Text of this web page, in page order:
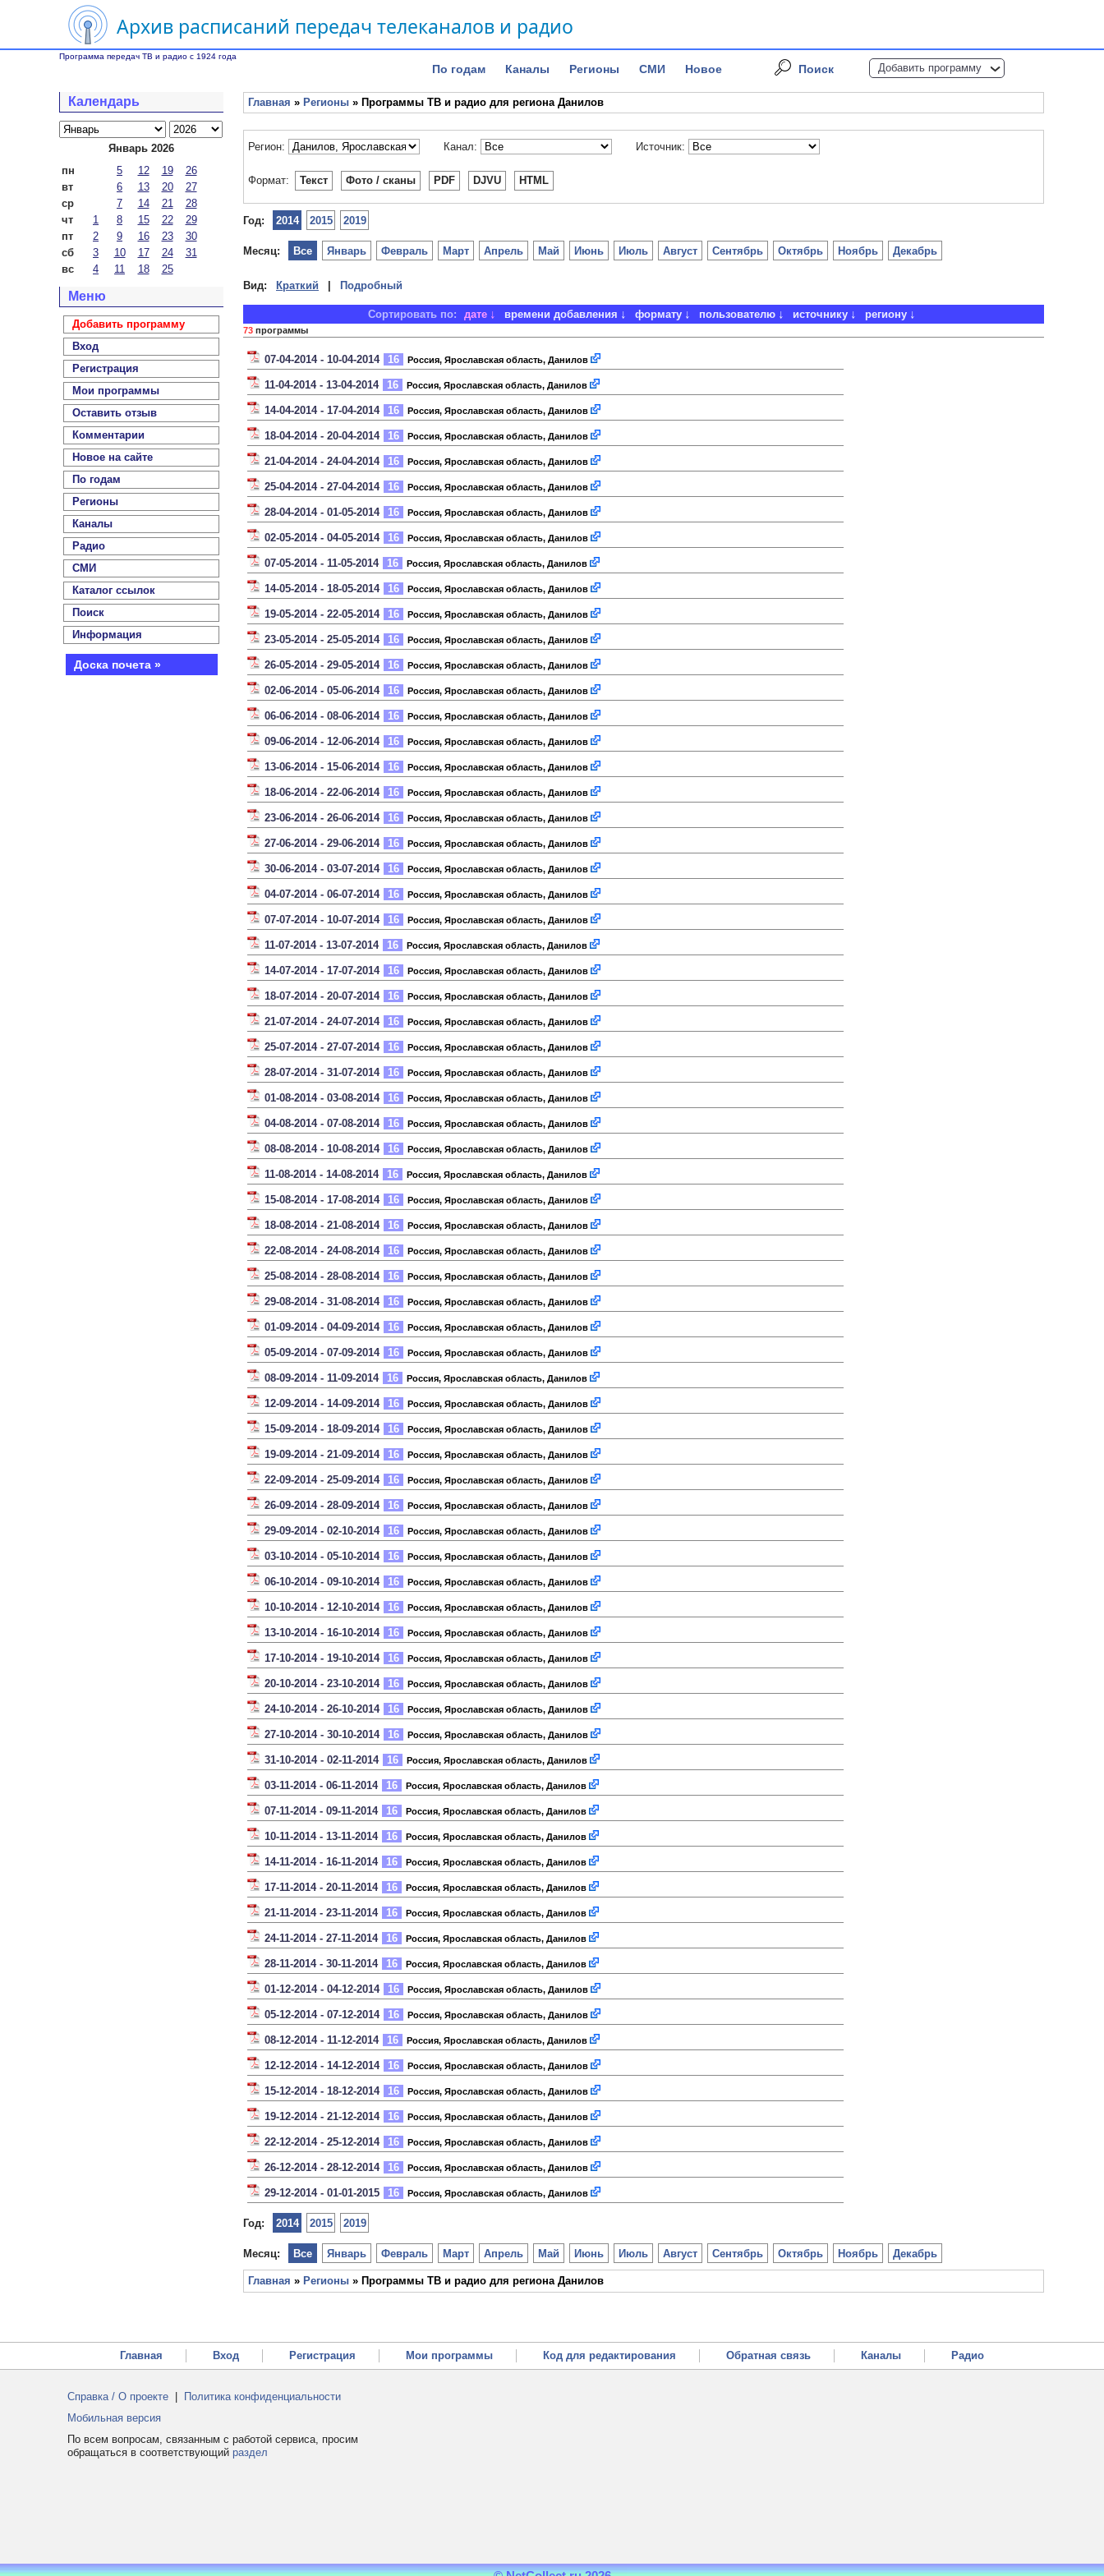
Архив расписаний передач телеканалов и радио
Программа передач ТВ и радио с 1924 года
По годам Каналы Регионы СМИ Новое Поиск Добавить программу
Календарь
Январь 2026
пн
5 12 19
26
вт
6 13 20
27
ср
7 14 21
28
чт
1 8 15 22
29
пт
2 9 16 23
30
сб
3 10 17 24
31
вс
4 11 18 25
Меню
Добавить программу
Вход
Регистрация
Мои программы
Оставить отзыв
Комментарии
Новое на сайте
По годам
Регионы
Каналы
Радио
СМИ
Каталог ссылок
Поиск
Информация
Доска почета »
Главная » Регионы » Программы ТВ и радио для региона Данилов
Регион: Канал: Источник:
Формат: Текст Фото / сканы PDF DJVU HTML
Год: 2014 2015 2019
Месяц: Январь Февраль Март Апрель Май Июнь Июль Август Сентябрь Октябрь Ноябрь Декабрь
Все
Вид: Краткий Подробный
Сортировать по: дате времени добавления формату пользователю источнику региону
73 программы
07-04-2014 - 10-04-2014 16 Россия, Ярославская область, Данилов
11-04-2014 - 13-04-2014 16 Россия, Ярославская область, Данилов
14-04-2014 - 17-04-2014 16 Россия, Ярославская область, Данилов
18-04-2014 - 20-04-2014 16 Россия, Ярославская область, Данилов
21-04-2014 - 24-04-2014 16 Россия, Ярославская область, Данилов
25-04-2014 - 27-04-2014 16 Россия, Ярославская область, Данилов
28-04-2014 - 01-05-2014 16 Россия, Ярославская область, Данилов
02-05-2014 - 04-05-2014 16 Россия, Ярославская область, Данилов
07-05-2014 - 11-05-2014 16 Россия, Ярославская область, Данилов
14-05-2014 - 18-05-2014 16 Россия, Ярославская область, Данилов
19-05-2014 - 22-05-2014 16 Россия, Ярославская область, Данилов
23-05-2014 - 25-05-2014 16 Россия, Ярославская область, Данилов
26-05-2014 - 29-05-2014 16 Россия, Ярославская область, Данилов
02-06-2014 - 05-06-2014 16 Россия, Ярославская область, Данилов
06-06-2014 - 08-06-2014 16 Россия, Ярославская область, Данилов
09-06-2014 - 12-06-2014 16 Россия, Ярославская область, Данилов
13-06-2014 - 15-06-2014 16 Россия, Ярославская область, Данилов
18-06-2014 - 22-06-2014 16 Россия, Ярославская область, Данилов
23-06-2014 - 26-06-2014 16 Россия, Ярославская область, Данилов
27-06-2014 - 29-06-2014 16 Россия, Ярославская область, Данилов
30-06-2014 - 03-07-2014 16 Россия, Ярославская область, Данилов
04-07-2014 - 06-07-2014 16 Россия, Ярославская область, Данилов
07-07-2014 - 10-07-2014 16 Россия, Ярославская область, Данилов
11-07-2014 - 13-07-2014 16 Россия, Ярославская область, Данилов
14-07-2014 - 17-07-2014 16 Россия, Ярославская область, Данилов
18-07-2014 - 20-07-2014 16 Россия, Ярославская область, Данилов
21-07-2014 - 24-07-2014 16 Россия, Ярославская область, Данилов
25-07-2014 - 27-07-2014 16 Россия, Ярославская область, Данилов
28-07-2014 - 31-07-2014 16 Россия, Ярославская область, Данилов
01-08-2014 - 03-08-2014 16 Россия, Ярославская область, Данилов
04-08-2014 - 07-08-2014 16 Россия, Ярославская область, Данилов
08-08-2014 - 10-08-2014 16 Россия, Ярославская область, Данилов
11-08-2014 - 14-08-2014 16 Россия, Ярославская область, Данилов
15-08-2014 - 17-08-2014 16 Россия, Ярославская область, Данилов
18-08-2014 - 21-08-2014 16 Россия, Ярославская область, Данилов
22-08-2014 - 24-08-2014 16 Россия, Ярославская область, Данилов
25-08-2014 - 28-08-2014 16 Россия, Ярославская область, Данилов
29-08-2014 - 31-08-2014 16 Россия, Ярославская область, Данилов
01-09-2014 - 04-09-2014 16 Россия, Ярославская область, Данилов
05-09-2014 - 07-09-2014 16 Россия, Ярославская область, Данилов
08-09-2014 - 11-09-2014 16 Россия, Ярославская область, Данилов
12-09-2014 - 14-09-2014 16 Россия, Ярославская область, Данилов
15-09-2014 - 18-09-2014 16 Россия, Ярославская область, Данилов
19-09-2014 - 21-09-2014 16 Россия, Ярославская область, Данилов
22-09-2014 - 25-09-2014 16 Россия, Ярославская область, Данилов
26-09-2014 - 28-09-2014 16 Россия, Ярославская область, Данилов
29-09-2014 - 02-10-2014 16 Россия, Ярославская область, Данилов
03-10-2014 - 05-10-2014 16 Россия, Ярославская область, Данилов
06-10-2014 - 09-10-2014 16 Россия, Ярославская область, Данилов
10-10-2014 - 12-10-2014 16 Россия, Ярославская область, Данилов
13-10-2014 - 16-10-2014 16 Россия, Ярославская область, Данилов
17-10-2014 - 19-10-2014 16 Россия, Ярославская область, Данилов
20-10-2014 - 23-10-2014 16 Россия, Ярославская область, Данилов
24-10-2014 - 26-10-2014 16 Россия, Ярославская область, Данилов
27-10-2014 - 30-10-2014 16 Россия, Ярославская область, Данилов
31-10-2014 - 02-11-2014 16 Россия, Ярославская область, Данилов
03-11-2014 - 06-11-2014 16 Россия, Ярославская область, Данилов
07-11-2014 - 09-11-2014 16 Россия, Ярославская область, Данилов
10-11-2014 - 13-11-2014 16 Россия, Ярославская область, Данилов
14-11-2014 - 16-11-2014 16 Россия, Ярославская область, Данилов
17-11-2014 - 20-11-2014 16 Россия, Ярославская область, Данилов
21-11-2014 - 23-11-2014 16 Россия, Ярославская область, Данилов
24-11-2014 - 27-11-2014 16 Россия, Ярославская область, Данилов
28-11-2014 - 30-11-2014 16 Россия, Ярославская область, Данилов
01-12-2014 - 04-12-2014 16 Россия, Ярославская область, Данилов
05-12-2014 - 07-12-2014 16 Россия, Ярославская область, Данилов
08-12-2014 - 11-12-2014 16 Россия, Ярославская область, Данилов
12-12-2014 - 14-12-2014 16 Россия, Ярославская область, Данилов
15-12-2014 - 18-12-2014 16 Россия, Ярославская область, Данилов
19-12-2014 - 21-12-2014 16 Россия, Ярославская область, Данилов
22-12-2014 - 25-12-2014 16 Россия, Ярославская область, Данилов
26-12-2014 - 28-12-2014 16 Россия, Ярославская область, Данилов
29-12-2014 - 01-01-2015 16 Россия, Ярославская область, Данилов
Год: 2014 2015 2019
Месяц: Январь Февраль Март Апрель Май Июнь Июль Август Сентябрь Октябрь Ноябрь Декабрь
Все
Главная » Регионы » Программы ТВ и радио для региона Данилов
Главная Вход Регистрация Мои программы Код для редактирования Обратная связь Каналы Радио
Справка / О проекте
Политика конфиденциальности
Мобильная версия
По всем вопросам, связанным с работой сервиса, просим
обращаться в соответствующий раздел